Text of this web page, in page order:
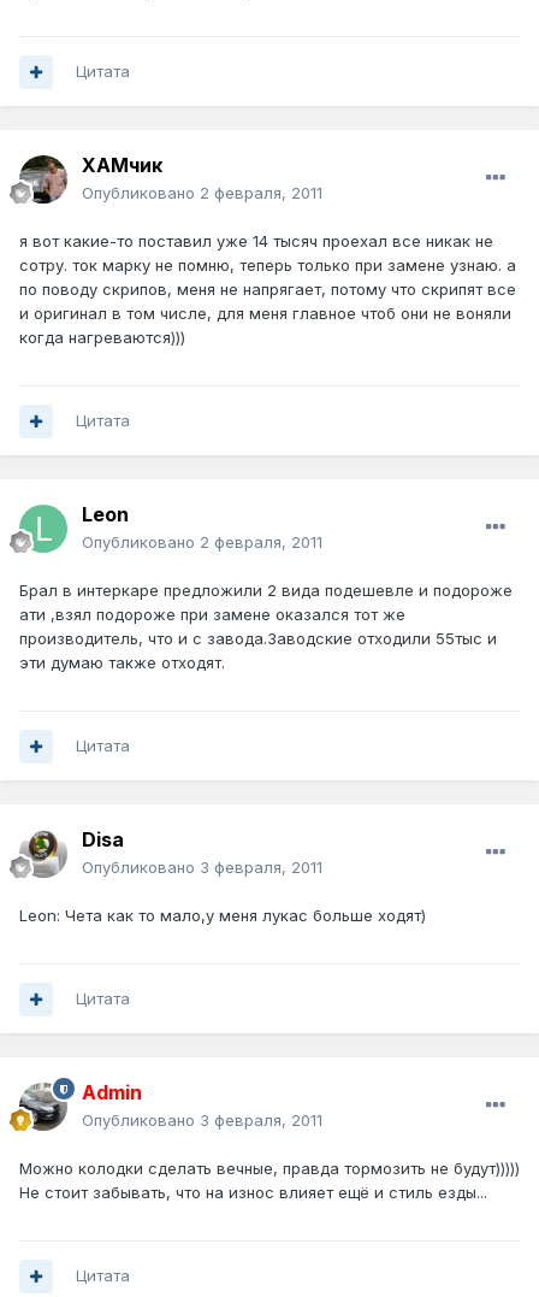
Цитата
ХАМчик
Опубликовано 2 февраля, 2011
я вот какие-то поставил уже 14 тысяч проехал все никак не
сотру. ток марку не помню, теперь только при замене узнаю. а
по поводу скрипов, меня не напрягает, потому что скрипят все
и оригинал в том числе, для меня главное чтоб они не воняли
когда нагреваются)))
Цитата
Leon
Опубликовано 2 февраля, 2011
Брал в интеркаре предложили 2 вида подешевле и подороже
ати ,взял подороже при замене оказался тот же
производитель, что и с завода.Заводские отходили 55тыс и
эти думаю также отходят.
Цитата
Disa
Опубликовано 3 февраля, 2011
Leon: Чета как то мало,у меня лукас больше ходят)
Цитата
Admin
Опубликовано 3 февраля, 2011
Можно колодки сделать вечные, правда тормозить не будут)))))
Не стоит забывать, что на износ влияет ещё и стиль езды...
Цитата